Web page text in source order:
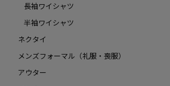
長袖ワイシャツ
半袖ワイシャツ
ネクタイ
メンズフォーマル（礼服・喪服）
アウター